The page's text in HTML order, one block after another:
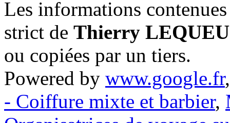
Les informations
strict de Thierry LEQUEU
ou copiées par un tiers.
Powered by www.google.fr
- Coiffure mixte et barbier,